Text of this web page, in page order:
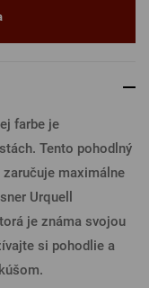
farbe je
Tento pohodlný
maximálne
Urquell
je známa svojou
si pohodlie a